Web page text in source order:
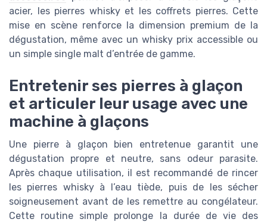
acier, les pierres whisky et les coffrets pierres. Cette
mise en scène renforce la dimension premium de la
dégustation, même avec un whisky prix accessible ou
un simple single malt d’entrée de gamme.
Entretenir ses pierres à glaçon
et articuler leur usage avec une
machine à glaçons
Une pierre à glaçon bien entretenue garantit une
dégustation propre et neutre, sans odeur parasite.
Après chaque utilisation, il est recommandé de rincer
les pierres whisky à l’eau tiède, puis de les sécher
soigneusement avant de les remettre au congélateur.
Cette routine simple prolonge la durée de vie des